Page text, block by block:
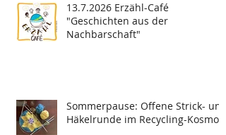
13.7.2026 Erzähl-Café
"Geschichten aus der
Nachbarschaft"
Sommerpause: Offene Strick- und
Häkelrunde im Recycling-Kosmos